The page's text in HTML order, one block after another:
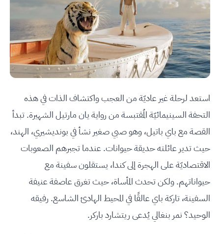
استعد لرحلة غير عاديّة من العجب واكتشاف الذات في هذه
التحفة السينيمائيّة المُقتبسة من رواية يان مارتيل الشهيرة. تبدأ
القصة مع باي باتيل، وهو صبي صغير نشأ في بونديشيري، الهند،
حيث تدير عائلته حديقة حيوانات. عندما تجبرهم الصعوبات
الاقتصاديّة على الهجرة إلى كندا، يستقلون سفينة مع
حيواناتهم. ولكن تحدث المأساة، حيث تغرق عاصفة عنيفة
السفينة، تاركة باي عالقًا في المحيط الهادئ الشاسع. رفيقه
الوحيد؟ نمر بنغالي يُدعى ريتشارد باركر.